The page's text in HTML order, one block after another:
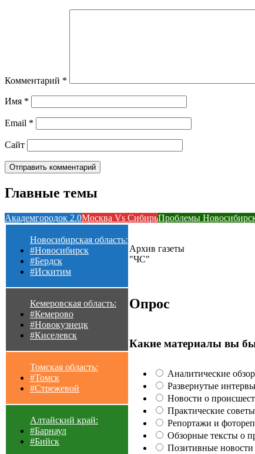
Комментарий *
Имя *
Email *
Сайт
Главные темы
Академгородок 2.0Москва Vs СибирьПроблемы
Новосибирская область:
#Новосибирск
#Бердск
#Искитим
Кемеровская область:
#Кемерово
#Новокузнецк
#Киселевск
Томская область:
#Томск
#Стрежевой
Алтайский край:
#Барнаул
#Бийск
Архив газеты
"ЧС"
Опрос
Какие материалы вы
Аналитические
Развернутые
Новости о
Практические
Репортажи и
Обзорные тексты о
Позитивные новости